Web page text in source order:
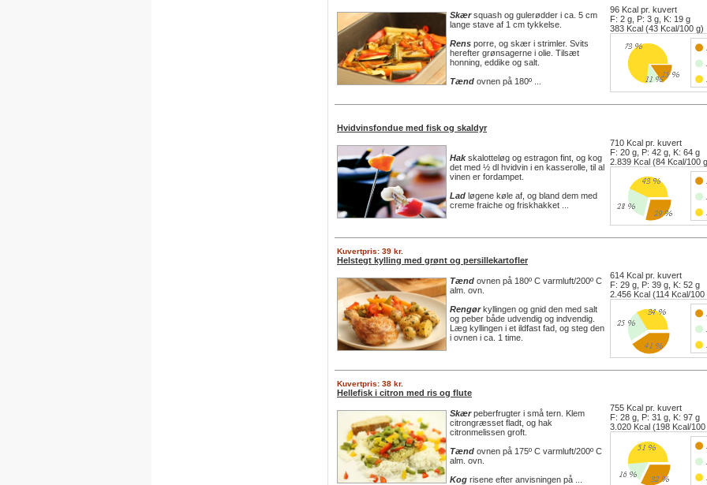
Skærsquash og gulerødder i ca. 5 cm
lange stave af 1 cm tykkelse.
Rens porre, og skær i strimler. Svits
herefter grønsagerne i olie. Tilsæt
honning, eddike og salt.
Tænd ovnen på 180º ...
96 Kcal pr. kuvert
F: 2 g, P: 3 g, K: 19 g
383 Kcal (43 Kcal/100 g)
Hvidvinsfondue med fisk og skaldyr
Hakskalotteløg og estragon fint, og kog
det med ½ dl hvidvin i en kasserolle, til al
vinen er fordampet.
Lad løgene køle af, og bland dem med
creme fraiche og friskhakket ...
710 Kcal pr. kuvert
F: 20 g, P: 42 g, K: 64 g
2.839 Kcal (84 Kcal/100
Kuvertpris: 39 kr.
Helstegt kylling med grønt og persillekartofler
Tænd ovnen på 180º C varmluft/200º C
alm. ovn.
Rengørkyllingen og gnid den med salt
og peber både udvendig og indvendig.
Læg kyllingen i et ildfast fad, og steg den
i ovnen i ca. 1 time.
614 Kcal pr. kuvert
F: 29 g, P: 39 g, K: 52 g
2.456 Kcal (114 Kcal/100
Kuvertpris: 38 kr.
Hellefisk i citron med ris og flute
Skærpeberfrugter i små tern. Klem
citrongræsset fladt, og hak
citronmelissen groft.
Tænd ovnen på 175º C varmluft/200º C
alm. ovn.
Kog risene efter anvisningen på ...
755 Kcal pr. kuvert
F: 28 g, P: 31 g, K: 97 g
3.020 Kcal (198 Kcal/100